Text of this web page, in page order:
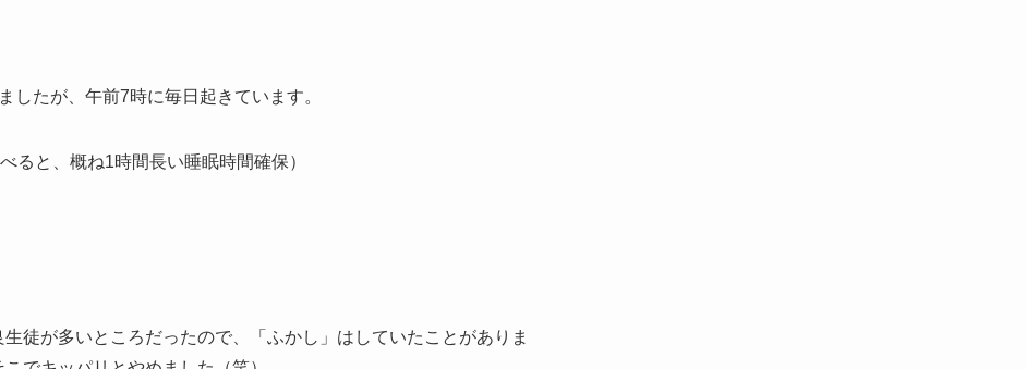
したが、午前7時に毎日起きています。
ると、概ね1時間長い睡眠時間確保）
徒が多いところだったので、「ふかし」はしていたことがありま